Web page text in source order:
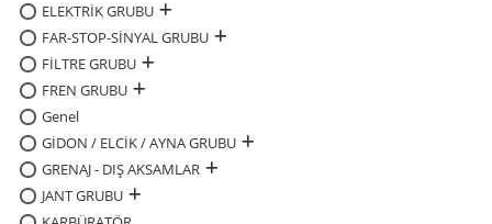
ELEKTRİK GRUBU
FAR-STOP-SİNYAL GRUBU
FİLTRE GRUBU
FREN GRUBU
Genel
GİDON / ELCİK / AYNA GRUBU
GRENAJ - DIŞ AKSAMLAR
JANT GRUBU